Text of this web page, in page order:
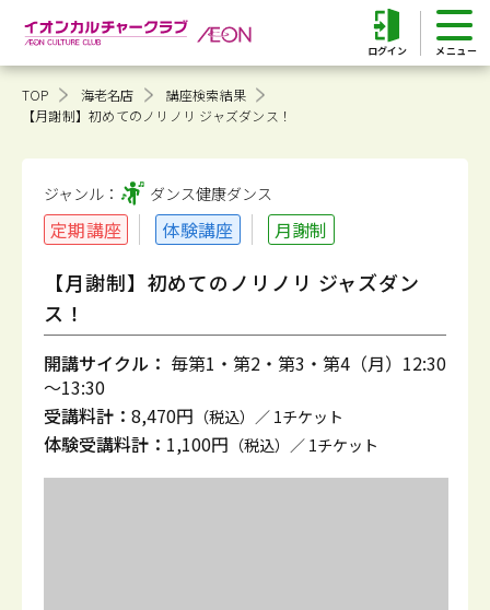
ログイン
TOP 海老名店
講座検索結果
【月謝制】初めてのノリノリ ジャズダンス！
ジャンル： ダンス健康ダンス
定期講座 体験講座 月謝制
【月謝制】初めてのノリノリ ジャズダン
ス！
開講サイクル： 毎第1・第2・第3・第4（月）12:30
～13:30
受講料計： 8,470円 （税込）／ 1チケット
体験受講料計： 1,100円 （税込）／ 1チケット